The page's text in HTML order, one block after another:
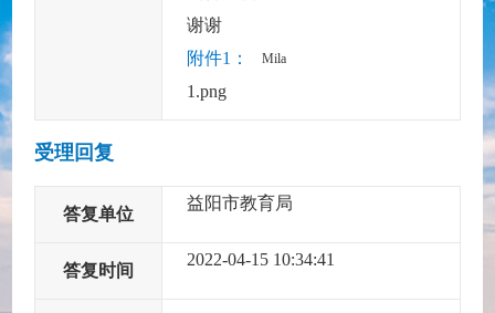
谢谢
Mila
附件1：
1.png
受理回复
答复单位
益阳市教育局
答复时间
2022-04-15 10:34:41